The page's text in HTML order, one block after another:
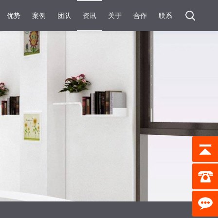
优势 案例 团队 资讯 关于 合作 联系